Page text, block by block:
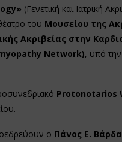
» (Γενετική και Ιατρική
του Μουσείου της
Ακριβείας στην
Network), υπό την
Protonotarios
ο Πάνος Ε.